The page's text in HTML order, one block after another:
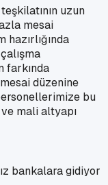
uzun
mesai
farkında
düzenine
bu
mali altyapı